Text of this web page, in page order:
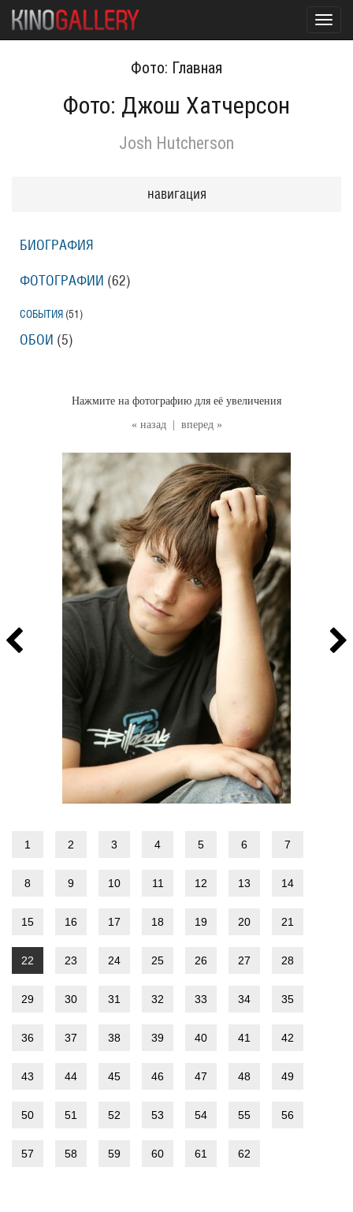
Фото: Главная
Фото: Джош Хатчерсон
Josh Hutcherson
« назад вперед »
Нажмите на фотографию для её увеличения
1 2 3 4 5 6 7
8 9 10 11 12 13 14
15 16 17 18 19 20 21
22 23 24 25 26 27 28
29 30 31 32 33 34 35
36 37 38 39 40 41 42
43 44 45 46 47 48 49
50 51 52 53 54 55 56
57 58 59 60 61 62
навигация
БИОГРАФИЯ
ФОТОГРАФИИ (62)
СОБЫТИЯ (51 )
ОБОИ (5)